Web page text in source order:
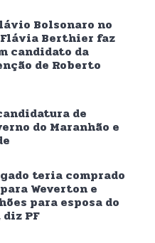
Bolsonaro no
Flávia Berthier faz
candidato da
de Roberto
de
do Maranhão e
teria comprado
Weverton e
para esposa do
PF